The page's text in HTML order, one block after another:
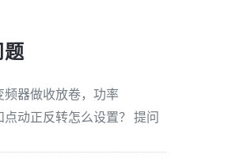
频器做收放卷，功率
动正反转怎么设置？ 提问